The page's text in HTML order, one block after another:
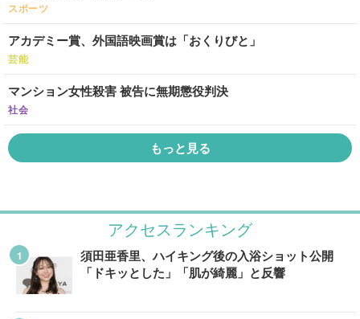
スポーツ
アカデミー賞、外国語映画賞は「おくりびと」
芸能
マンション女性殺害 被告に無期懲役判決
社会
もっと見る
アクセスランキング
須田亜香里、ハイキング後の入浴ショット公開
「ドキッとした」「肌が綺麗」と反響